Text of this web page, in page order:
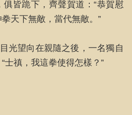
皆跪下，齊聲賀道：“恭賀慰
天下無敵，當代無敵。”
光望向在親隨之後，一名獨自
士禛，我這拳使得怎樣？”